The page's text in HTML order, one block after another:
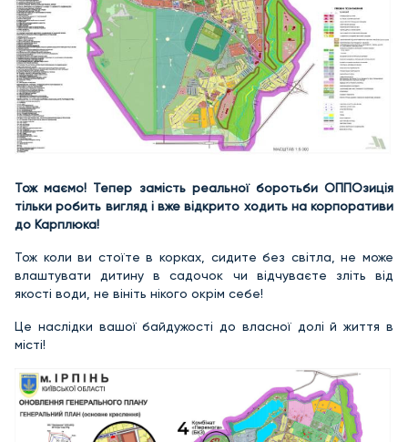
Тож маємо! Тепер замість реальної боротьби ОППОзиція
тільки робить вигляд і вже відкрито ходить на корпоративи
до Карплюка!
Тож коли ви стоїте в корках, сидите без світла, не може
влаштувати дитину в садочок чи відчуваєте зліть від
якості води, не вініть нікого окрім себе!
Це наслідки вашої байдужості до власної долі й життя в
місті!